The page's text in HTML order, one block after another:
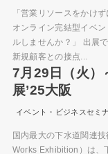
「営業リソースをかけ
オンライン完結型イベ
ルしませんか？」 出展
新規顧客との接点...
7月29日（火）
展’25大阪
イベント・ビジネスセミ
国内最大の下水道関連
Works Exhibition）は、